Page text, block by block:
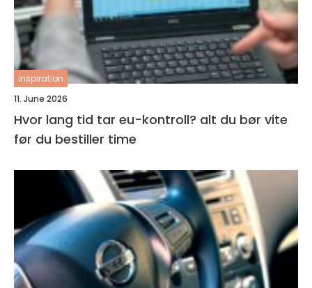
inspiration
11. June 2026
Hvor lang tid tar eu-kontroll? alt du bør vite
før du bestiller time